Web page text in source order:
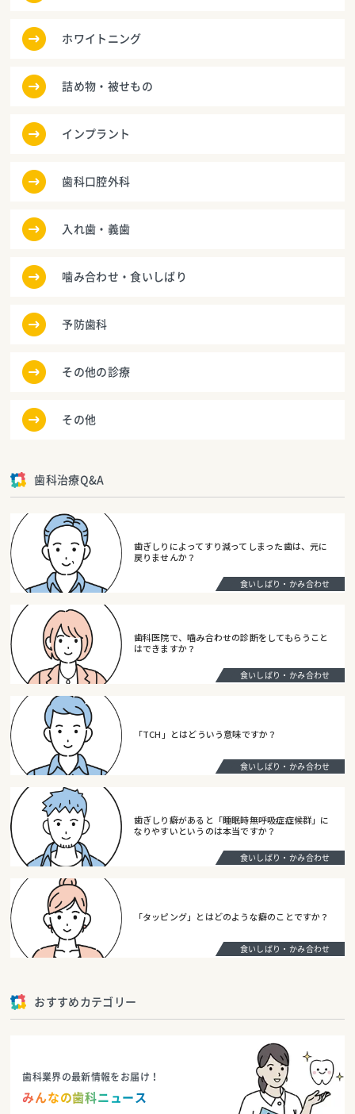
ホワイトニング
詰め物・被せもの
インプラント
歯科口腔外科
入れ歯・義歯
噛み合わせ・食いしばり
予防歯科
その他の診療
その他
歯科治療Q&A
歯ぎしりによってすり減ってしまった歯は、元に
戻りませんか？
食いしばり・かみ合わせ
歯科医院で、噛み合わせの診断をしてもらうこと
はできますか？
食いしばり・かみ合わせ
「TCH」とはどういう意味ですか？
食いしばり・かみ合わせ
歯ぎしり癖があると「睡眠時無呼吸症症候群」に
なりやすいというのは本当ですか？
食いしばり・かみ合わせ
「タッピング」とはどのような癖のことですか？
食いしばり・かみ合わせ
おすすめカテゴリー
歯科業界の最新情報をお届け！
みんなの歯科ニュース